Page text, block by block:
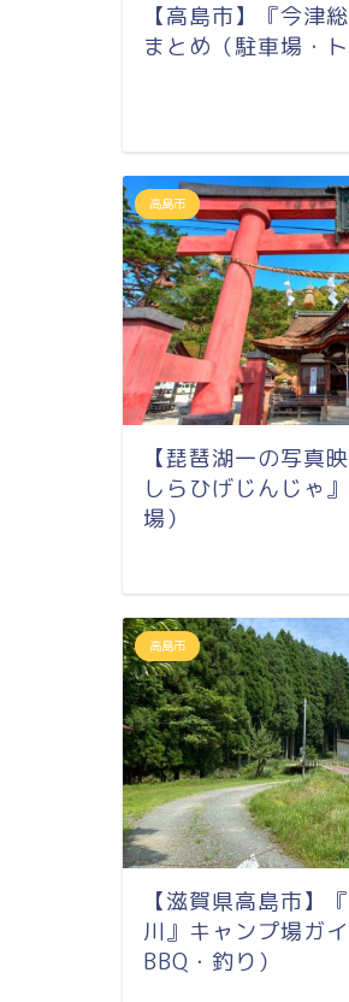
【高島市】『今津
まとめ（駐車場・
高島市
【琵琶湖一の写真
しらひげじんじゃ
場）
高島市
【滋賀県高島市】
川』キャンプ場ガ
BBQ・釣り）